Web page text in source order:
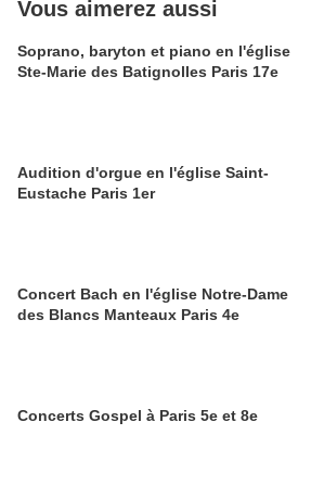
Vous aimerez aussi
Soprano, baryton et piano en l'église
Ste-Marie des Batignolles Paris 17e
Audition d'orgue en l'église Saint-
Eustache Paris 1er
Concert Bach en l'église Notre-Dame
des Blancs Manteaux Paris 4e
Concerts Gospel à Paris 5e et 8e